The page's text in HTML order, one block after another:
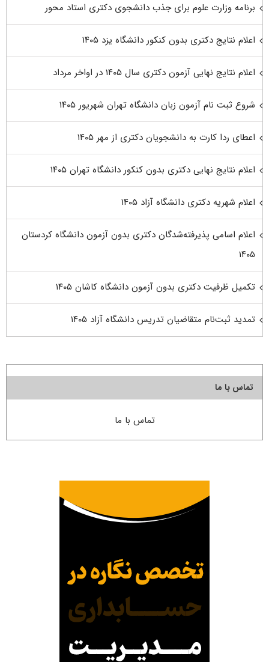
برنامه وزارت علوم برای جذب دانشجوی دکتری استاد محور
اعلام نتایج دکتری بدون کنکور دانشگاه یزد ۱۴۰۵
اعلام نتایج نهایی آزمون دکتری سال ۱۴۰۵ در اواخر مرداد
شروع ثبت نام آزمون زبان دانشگاه تهران شهریور ۱۴۰۵
اعطای ردا کارت به دانشجویان دکتری از مهر ۱۴۰۵
اعلام نتایج نهایی دکتری بدون کنکور دانشگاه تهران ۱۴۰۵
اعلام شهریه دکتری دانشگاه آزاد ۱۴۰۵
اعلام اسامی پذیرفته‌شدگان دکتری بدون آزمون دانشگاه کردستان
۱۴۰۵
تکمیل ظرفیت دکتری بدون آزمون دانشگاه کاشان ۱۴۰۵
تمدید ثبت‌نام متقاضیان تدریس دانشگاه آزاد ۱۴۰۵
تماس با ما
تماس با ما